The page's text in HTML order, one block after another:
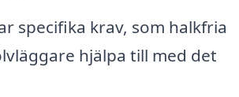
specifika krav, som halkfria
hjälpa till med det